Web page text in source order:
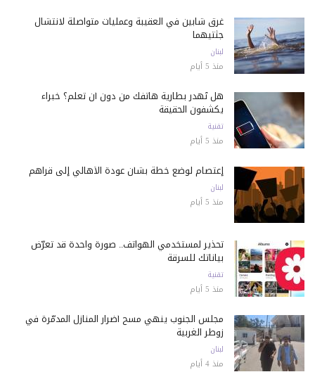
غرق شابين في العقيبة وعمليات متواصلة لانتشال
جثتيهما
لبنان
منذ 5 أيام
هل تُهدر بطارية هاتفك من دون أن تعلم؟ خبراء
يكشفون الحقيقة
تقنية
منذ 5 أيام
إعتصام لوضع خطة بشأن عودة الأهالي إلى قراهم
لبنان
منذ 5 أيام
تحذير لمستخدمي الهواتف.. صورة واحدة قد تعرّض
بياناتك للسرقة
تقنية
منذ 5 أيام
مجلس الجنوب ينهي مسح أضرار المنازل المدمّرة في
زوطر الغربية
لبنان
منذ 4 أيام